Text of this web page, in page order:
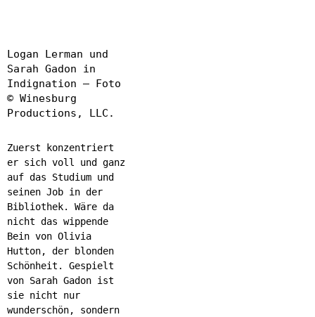
Logan Lerman und
Sarah Gadon in
Indignation – Foto
© Winesburg
Productions, LLC.
Zuerst konzentriert
er sich voll und ganz
auf das Studium und
seinen Job in der
Bibliothek. Wäre da
nicht das wippende
Bein von Olivia
Hutton, der blonden
Schönheit. Gespielt
von Sarah Gadon ist
sie nicht nur
wunderschön, sondern